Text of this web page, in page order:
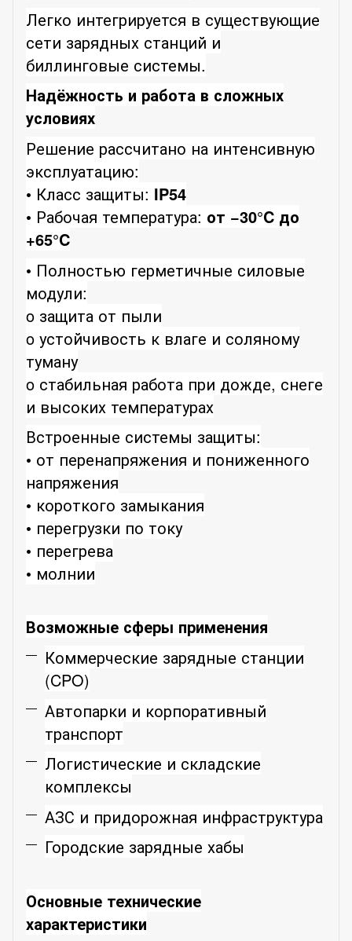
Легко интегрируется в существующие
сети зарядных станций и
биллинговые системы.
Надёжность и работа в сложных
условиях
Решение рассчитано на интенсивную
эксплуатацию:
• Класс защиты: IP54
• Рабочая температура: от −30°C до
+65°C
• Полностью герметичные силовые
модули:
o защита от пыли
o устойчивость к влаге и соляному
туману
o стабильная работа при дожде, снеге
и высоких температурах
Встроенные системы защиты:
• от перенапряжения и пониженного
напряжения
• короткого замыкания
• перегрузки по току
• перегрева
• молнии
Возможные сферы применения
Коммерческие зарядные станции
(CPO)
Автопарки и корпоративный
транспорт
Логистические и складские
комплексы
АЗС и придорожная инфраструктура
Городские зарядные хабы
Основные технические
характеристики